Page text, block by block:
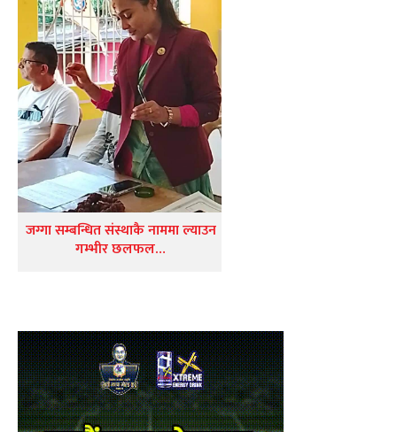
जग्गा सम्बन्धित संस्थाकै नाममा ल्याउन
गम्भीर छलफल…